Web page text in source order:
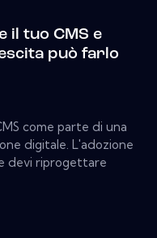
il tuo CMS e
può farlo
come parte di una
digitale. L'adozione
devi riprogettare